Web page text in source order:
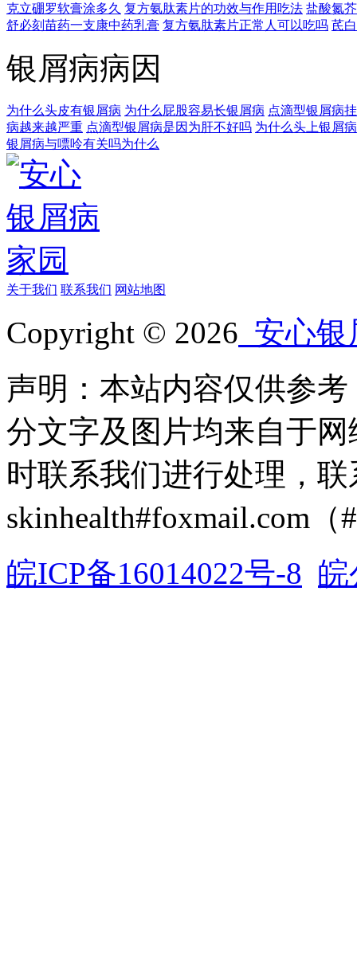
克立硼罗软膏涂多久 复方氨肽素片的功效与作用吃法 盐酸氮
舒必刻苗药一支康中药乳膏 复方氨肽素片正常人可以吃吗 芪
银屑病病因
为什么头皮有银屑病 为什么屁股容易长银屑病 点滴型银屑病
病越来越严重 点滴型银屑病是因为肝不好吗 为什么头上银屑
银屑病与嘌呤有关吗为什么
关于我们 联系我们 网站地图
Copyright © 2026 安心银
声明：本站内容仅供参
分文字及图片均来自于
时联系我们进行处理，
skinhealth#foxmail.com（
皖ICP备16014022号-8 皖